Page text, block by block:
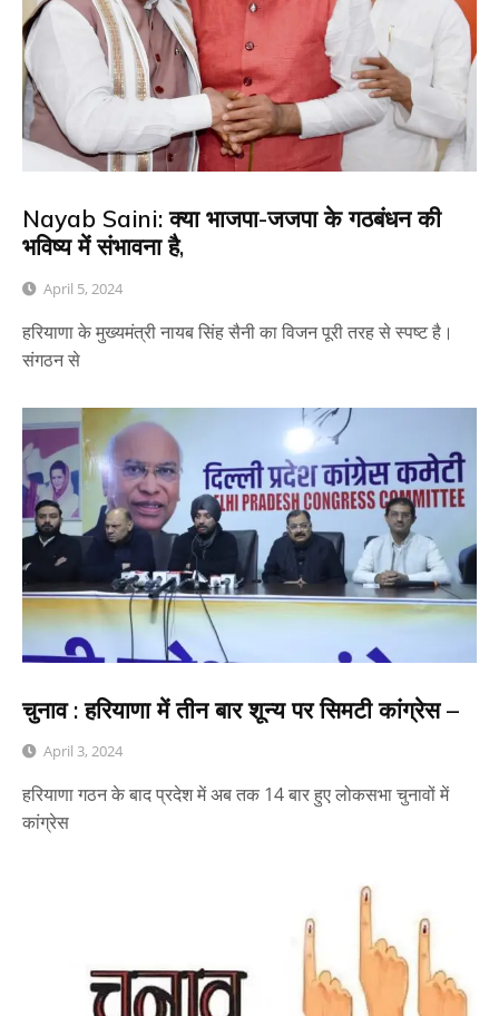
Nayab Saini: क्या भाजपा-जजपा के गठबंधन की
भविष्य में संभावना है,
April 5, 2024
हरियाणा के मुख्यमंत्री नायब सिंह सैनी का विजन पूरी तरह से स्पष्ट है।
संगठन से
चुनाव : हरियाणा में तीन बार शून्य पर सिमटी कांग्रेस –
April 3, 2024
हरियाणा गठन के बाद प्रदेश में अब तक 14 बार हुए लोकसभा चुनावों में
कांग्रेस